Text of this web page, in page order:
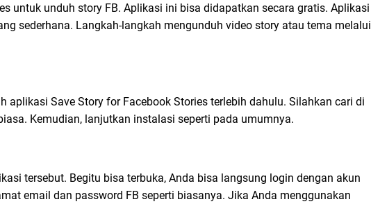
untuk unduh story FB. Aplikasi ini bisa didapatkan secara gratis. Aplikasi
sederhana. Langkah-langkah mengunduh video story atau tema melalui
Save Story for Facebook Stories terlebih dahulu. Silahkan cari di
Kemudian, lanjutkan instalasi seperti pada umumnya.
tersebut. Begitu bisa terbuka, Anda bisa langsung login dengan akun
email dan password FB seperti biasanya. Jika Anda menggunakan